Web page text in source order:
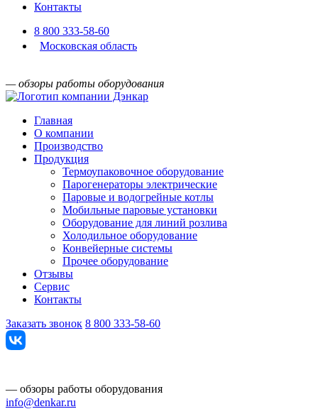
Контакты
8 800 333-58-60
Московская область
— обзоры работы оборудования
Главная
О компании
Производство
Продукция
Термоупаковочное оборудование
Парогенераторы электрические
Паровые и водогрейные котлы
Мобильные паровые установки
Оборудование для линий розлива
Холодильное оборудование
Конвейерные системы
Прочее оборудование
Отзывы
Сервис
Контакты
Заказать звонок 8 800 333-58-60
— обзоры работы оборудования
info@denkar.ru